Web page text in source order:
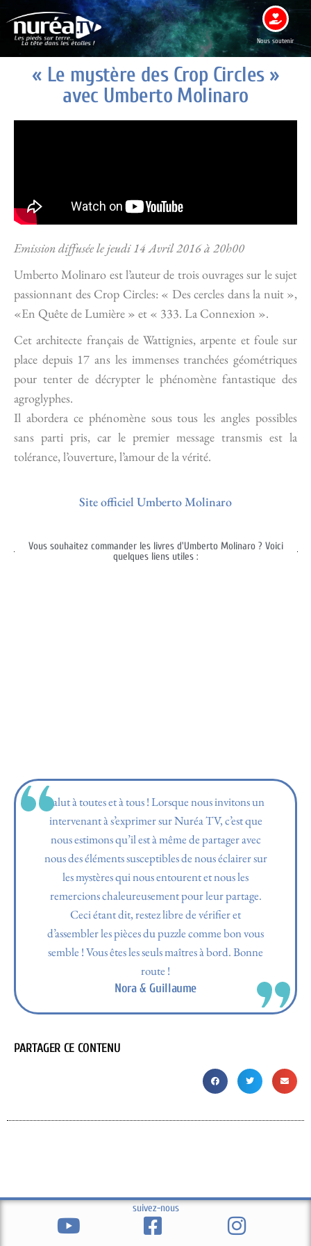
Nous soutenir
« Le mystère des Crop Circles »
avec Umberto Molinaro
Emission diffusée le jeudi 14 Avril 2016 à 20h00
Umberto Molinaro est l’auteur de trois ouvrages sur le sujet
passionnant des Crop Circles: « Des cercles dans la nuit »,
«En Quête de Lumière » et « 333. La Connexion ».
Cet architecte français de Wattignies, arpente et foule sur
place depuis 17 ans les immenses tranchées géométriques
pour tenter de décrypter le phénomène fantastique des
agroglyphes.
Il abordera ce phénomène sous tous les angles possibles
sans parti pris, car le premier message transmis est la
tolérance, l’ouverture, l’amour de la vérité.
Site officiel Umberto Molinaro
Vous souhaitez commander les livres d'Umberto Molinaro ? Voici
quelques liens utiles :
Salut à toutes et à tous ! Lorsque nous invitons un
intervenant à s’exprimer sur Nuréa TV, c’est que
nous estimons qu’il est à même de partager avec
nous des éléments susceptibles de nous éclairer sur
les mystères qui nous entourent et nous les
remercions chaleureusement pour leur partage.
Ceci étant dit, restez libre de vérifier et
d’assembler les pièces du puzzle comme bon vous
semble ! Vous êtes les seuls maîtres à bord. Bonne
route !
Nora & Guillaume
PARTAGER CE CONTENU
suivez-nous